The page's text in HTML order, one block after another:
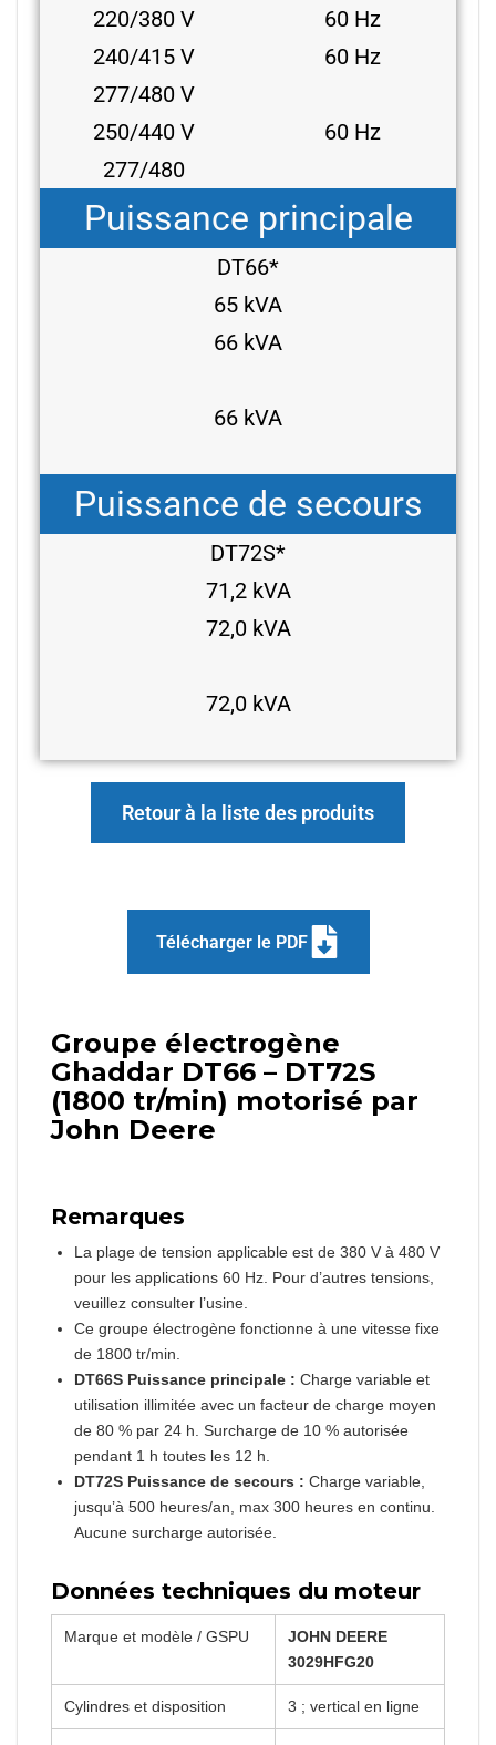
220/380 V
240/415 V
277/480 V
250/440 V
277/480
60 Hz
60 Hz
60 Hz
Puissance principale
DT66*
65 kVA
66 kVA
66 kVA
Puissance de secours
DT72S*
71,2 kVA
72,0 kVA
72,0 kVA
Retour à la liste des produits
Télécharger le PDF
Groupe électrogène
Ghaddar DT66 – DT72S
(1800 tr/min) motorisé par
John Deere
Remarques
La plage de tension applicable est de 380 V à 480 V
pour les applications 60 Hz. Pour d’autres tensions,
veuillez consulter l’usine.
Ce groupe électrogène fonctionne à une vitesse fixe
de 1800 tr/min.
DT66S Puissance principale : Charge variable et
utilisation illimitée avec un facteur de charge moyen
de 80 % par 24 h. Surcharge de 10 % autorisée
pendant 1 h toutes les 12 h.
DT72S Puissance de secours : Charge variable,
jusqu’à 500 heures/an, max 300 heures en continu.
Aucune surcharge autorisée.
Données techniques du moteur
Marque et modèle / GSPU
JOHN DEERE
3029HFG20
Cylindres et disposition 3 ; vertical en ligne